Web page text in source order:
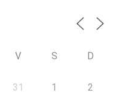
V S D
31 1 2